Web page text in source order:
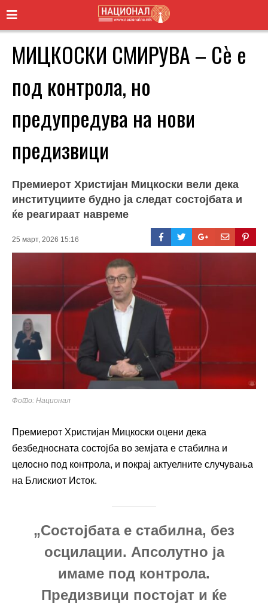
МИЦКОСКИ СМИРУВА – Сè е
под контрола, но
предупредува на нови
предизвици
Премиерот Христијан Мицкоски вели дека
институциите будно ја следат состојбата и
ќе реагираат навреме
25 март, 2026 15:16
Фото: Национал
Премиерот Христијан Мицкоски оцени дека
безбедносната состојба во земјата е стабилна и
целосно под контрола, и покрај актуелните случувања
на Блискиот Исток.
„Состојбата е стабилна, без
осцилации. Апсолутно ја
имаме под контрола.
Предизвици постојат и ќе